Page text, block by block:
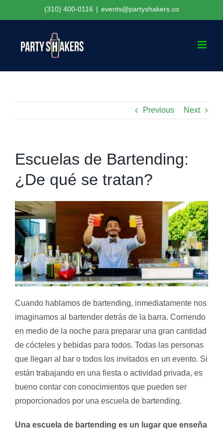
to
(310) 400-0116 | events@partyshakers.co
Previous Next
Escuelas de Bartending:
¿De qué se tratan?
Cuando hablamos de bartending, inmediatamente nos
imaginamos al bartender detrás de la barra. Corriendo
en medio de la noche para preparar una gran cantidad
de cócteles y bebidas para todos. Todas las personas
que llegan al bar o todos los invitados en un evento. Si
están trabajando en una fiesta o actividad privada, es
bueno contar con conocimientos que pueden ser
proporcionados por una escuela de bartending.
Una escuela de bartending es un lugar que enseña